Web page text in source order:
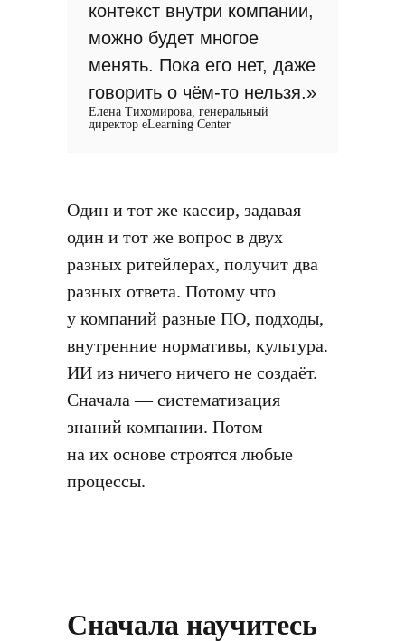
контекст внутри компании,
можно будет многое
менять. Пока его нет, даже
говорить о чём-то нельзя.»
Елена Тихомирова, генеральный
директор eLearning Center
Один и тот же кассир, задавая
один и тот же вопрос в двух
разных ритейлерах, получит два
разных ответа. Потому что
у компаний разные ПО, подходы,
внутренние нормативы, культура.
ИИ из ничего ничего не создаёт.
Сначала — систематизация
знаний компании. Потом —
на их основе строятся любые
процессы.
Cначала научитесь